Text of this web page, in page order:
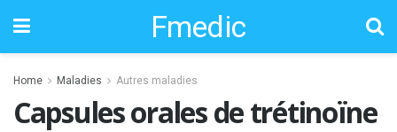
Fmedic
Home Maladies Autres maladies
Capsules orales de trétinoïne